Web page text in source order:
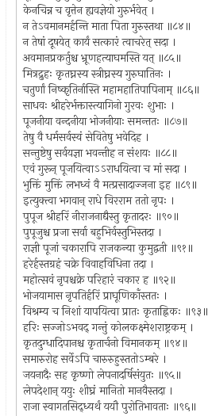
केनचिन्न च वृत्तेन ह्यवज्ञेयो गुरुर्भवेत् ।
न तेऽवमानमर्हन्ति माता पिता गुरुस्तथा ॥८४॥
न तेषां दूषयेत् कार्यं सत्कारं त्वाचरेत् सदा ।
अवमानप्रकर्तुश्च भ्रूणहत्याघमस्ति यत् ॥८५॥
मित्रद्रुहः कृतघ्नस्य स्त्रीघ्नस्य गुरुघातिनः ।
चतुर्णां निष्कृतिर्नास्ति महामहातिपापिनाम् ॥८६॥
साधवः श्रीहरेर्भक्तास्त्यागिनो गुरवः शुभाः ।
पूजनीया वन्दनीया भोजनीयाः समन्ततः ॥८७॥
तेषु वै धर्मसर्वस्वं सेवितेषु भवेदिह ।
सन्तुष्टेषु सर्वयज्ञा भवन्तीह न संशयः ॥८८॥
एवं गुरून् पूजयित्वाऽऽराधयित्वा च मां सदा ।
भुक्तिं मुक्तिं लभध्वं वै मत्प्रसादाज्जना इह ॥८९॥
इत्युक्त्वा भगवान् राधे विरराम ततो नृपः ।
पुपूज श्रीहरिं नीराजनाद्यैस्तु कृतादरः ॥९०॥
पुपूजुश्च प्रजा सर्वा बहुभिर्वस्तुभिस्तदा ।
राज्ञी पूजां चकारापि राजकन्या कुमुद्वती ॥९१॥
हरेर्हस्तग्रहं चक्रे विवाहविधिना तदा ।
महोत्सवं नृपश्चक्रे परिहारं चकार ह ॥९२॥
भोजयामास नृपतिर्हरिं प्राघूणिकाँस्ततः ।
विश्रम्य च निशां यापयित्वा प्रातः कृताह्निकः ॥९३॥
हरिः सज्जोऽभवद् गन्तुं कोलकक्ष्मेशराष्ट्रकम् ।
कृतदुग्धादिपानश्च कृतार्चनो विमानकम् ॥९४॥
समारुरोह सर्वेऽपि चारुरुहुस्ततोऽम्बरे ।
जयनादैः सह कृष्णो लेपनादर्षिसंयुतः ॥९५॥
लेपदेशान् ययुः शीघ्रं मानितो मानवैस्तदा ।
राजा स्वागतसिद्ध्यर्थं ययौ पुरोतिभावताः ॥९६॥